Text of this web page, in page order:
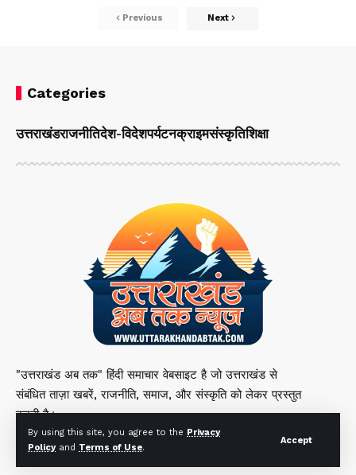
By using this site, you agree to the Privacy
Policyand Terms of Use.
Accept
Previous Next
Categories
उत्तराखंडराजनीतिदेश-विदेशपर्यटनक्राइमसंस्कृतिशिक्षा
"उत्तराखंड अब तक" हिंदी समाचार वेबसाइट है जो उत्तराखंड से
संबंधित ताज़ा खबरें, राजनीति, समाज, और संस्कृति को लेकर प्रस्तुत
करती है।